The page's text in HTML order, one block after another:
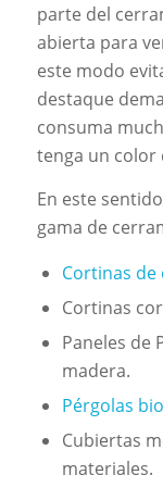
parte del
abierta para
este modo
destaque
consuma
tenga un color
En este
gama de
Cortinas de
Cortinas
Paneles de
madera.
Pérgolas
Cubiertas
materiales.